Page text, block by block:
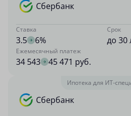
Сбербанк
Ставка
3.5 6%
Срок
до 30
Ежемесячный платеж
34 543 45 471 руб.
Ипотека для ИТ-
Сбербанк